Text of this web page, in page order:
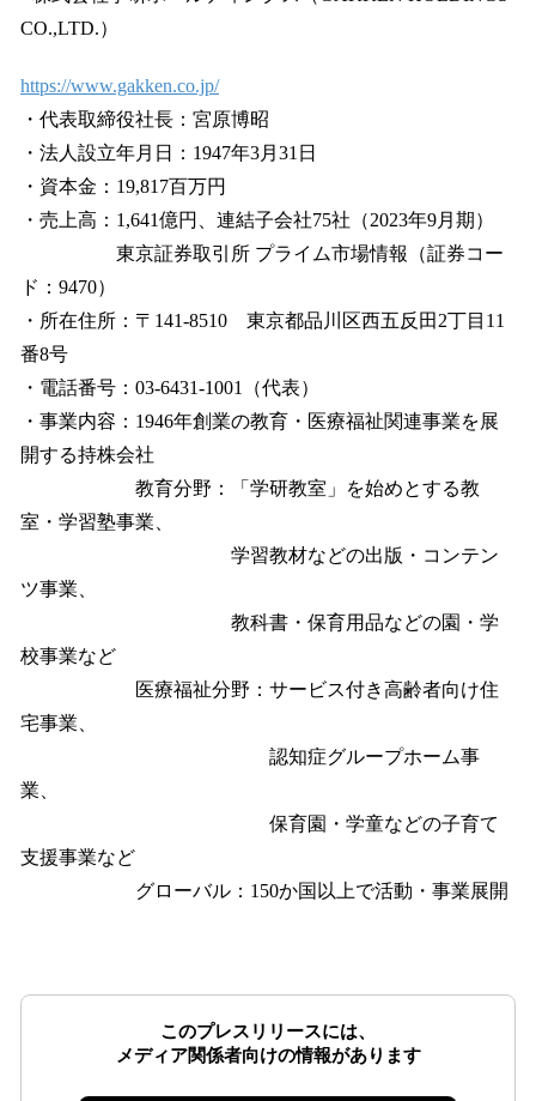
CO.,LTD.）
https://www.gakken.co.jp/
・代表取締役社長：宮原博昭
・法人設立年月日：1947年3月31日
・資本金：19,817百万円
・売上高：1,641億円、連結子会社75社（2023年9月期）
東京証券取引所 プライム市場情報（証券コー
ド：9470）
・所在住所：〒141-8510 東京都品川区西五反田2丁目11
番8号
・電話番号：03-6431-1001（代表）
・事業内容：1946年創業の教育・医療福祉関連事業を展
開する持株会社
教育分野：「学研教室」を始めとする教
室・学習塾事業、
学習教材などの出版・コンテン
ツ事業、
教科書・保育用品などの園・学
校事業など
医療福祉分野：サービス付き高齢者向け住
宅事業、
認知症グループホーム事
業、
保育園・学童などの子育て
支援事業など
グローバル：150か国以上で活動・事業展開
このプレスリリースには、
メディア関係者向けの情報があります